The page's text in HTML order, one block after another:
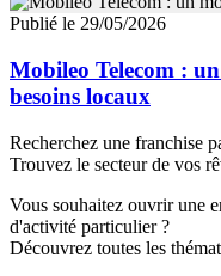
Publié le 29/05/2026
Mobileo Telecom :
besoins locaux
Recherchez une franchise
Trouvez le secteur de vos
Vous souhaitez ouvrir une
d'activité particulier ?
Découvrez toutes les